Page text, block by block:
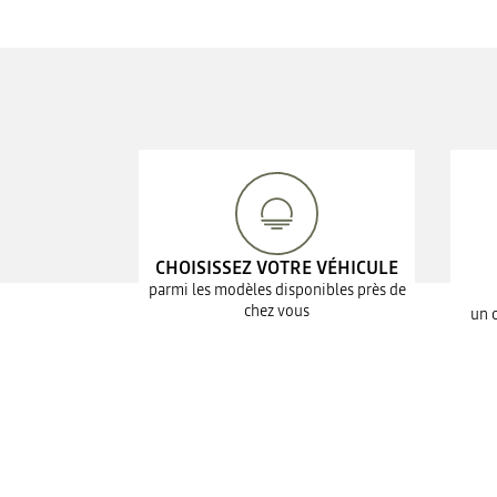
CHOISISSEZ VOTRE VÉHICULE
parmi les modèles disponibles près de
chez vous
un